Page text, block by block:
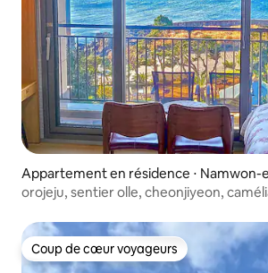
Appartement en résidence ⋅ Namwon-
ogwipo-si
orojeju, sentier olle, cheonjiyeon,
Coup de cœur voyageurs
Coup de cœur voyageurs